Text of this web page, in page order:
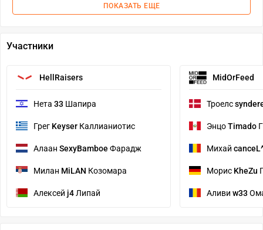
ПОКАЗАТЬ ЕЩЕ
Участники
HellRaisers
Нета 33 Шапира
Грег Keyser Каллианиотис
Алаан SexyBamboe Фарадж
Милан MiLAN Козомара
Алексей j4 Липай
MidOrFeed
Троелс
ЭнцоTimado
Михай
Морис KheZu
Аливи w33